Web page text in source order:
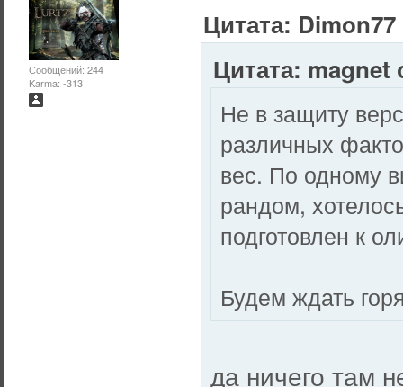
Сообщений: 244
Karma: -313
Цитата:
Цитата: magnet
Не в защиту
различных
вес. По одному
рандом,
подготовлен к
Будем ждать
да ничего там